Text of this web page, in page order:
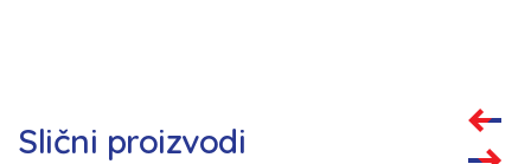
Slični proizvodi